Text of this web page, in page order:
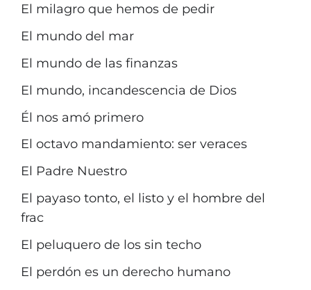
El milagro que hemos de pedir
El mundo del mar
El mundo de las finanzas
El mundo, incandescencia de Dios
Él nos amó primero
El octavo mandamiento: ser veraces
El Padre Nuestro
El payaso tonto, el listo y el hombre del
frac
El peluquero de los sin techo
El perdón es un derecho humano